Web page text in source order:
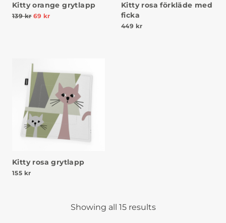
Kitty orange grytlapp
139kr 69kr
Kitty rosa förkläde med
ficka
449 kr
Kitty rosa grytlapp
155 kr
Showing all 15 results